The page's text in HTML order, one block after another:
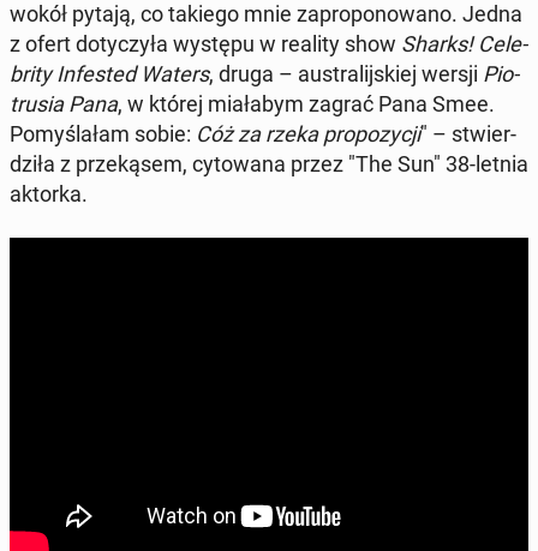
wokół pytają, co takiego mnie za­pro­po­no­wa­no. Jedna
z ofert do­ty­czy­ła występu w reality show Sharks! Ce­le­
bri­ty In­fe­sted Waters, druga – au­stra­lij­skiej wersji Pio­
tru­sia Pana, w której mia­ła­bym zagrać Pana Smee.
Po­my­śla­łam sobie: Cóż za rzeka pro­po­zy­cji" – stwier­
dzi­ła z prze­ką­sem, cy­to­wa­na przez "The Sun" 38-letnia
aktorka.